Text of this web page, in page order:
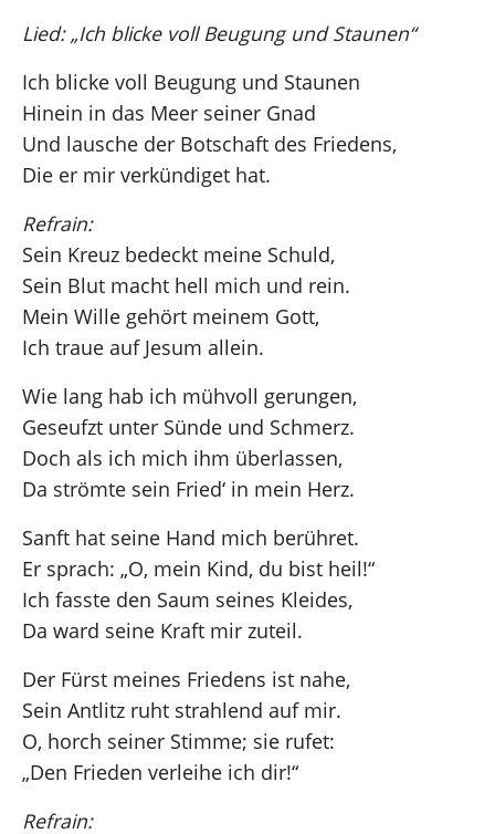
Lied: „Ich blicke voll Beugung und Staunen“
Ich blicke voll Beugung und Staunen
Hinein in das Meer seiner Gnad
Und lausche der Botschaft des Friedens,
Die er mir verkündiget hat.
Refrain:
Sein Kreuz bedeckt meine Schuld,
Sein Blut macht hell mich und rein.
Mein Wille gehört meinem Gott,
Ich traue auf Jesum allein.
Wie lang hab ich mühvoll gerungen,
Geseufzt unter Sünde und Schmerz.
Doch als ich mich ihm überlassen,
Da strömte sein Fried‘ in mein Herz.
Sanft hat seine Hand mich berühret.
Er sprach: „O, mein Kind, du bist heil!“
Ich fasste den Saum seines Kleides,
Da ward seine Kraft mir zuteil.
Der Fürst meines Friedens ist nahe,
Sein Antlitz ruht strahlend auf mir.
O, horch seiner Stimme; sie rufet:
„Den Frieden verleihe ich dir!“
Refrain: